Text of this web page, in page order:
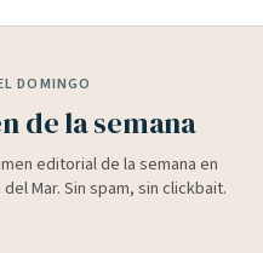
DOMINGO
de la semana
editorial de la semana en
Mar. Sin spam, sin clickbait.